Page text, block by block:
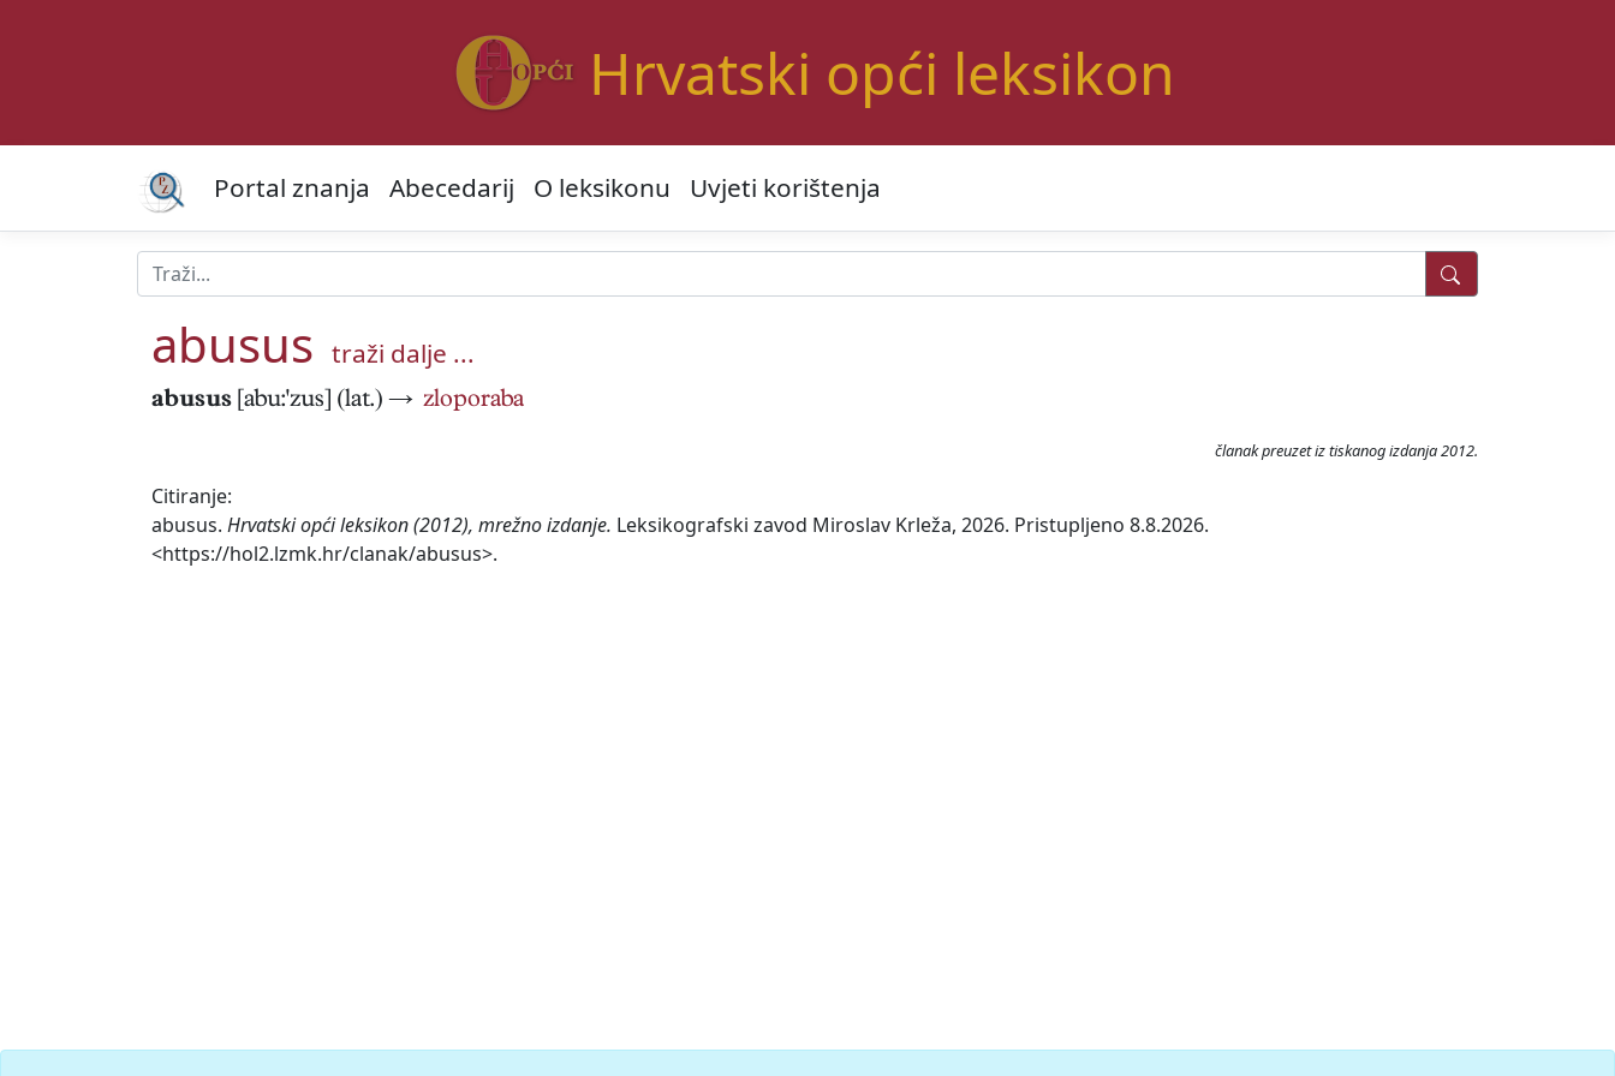
Hrvatski opći leksikon
Portal znanja Abecedarij O leksikonu Uvjeti korištenja
abusus traži dalje ...
abusus [abu:'zus] (lat.) → zloporaba
članak preuzet iz tiskanog izdanja 2012.
Citiranje:
abusus. Hrvatski opći leksikon (2012), mrežno izdanje. Leksikografski zavod Miroslav Krleža, 2026. Pristupljeno 8.8.2026.
<https://hol2.lzmk.hr/clanak/abusus>.